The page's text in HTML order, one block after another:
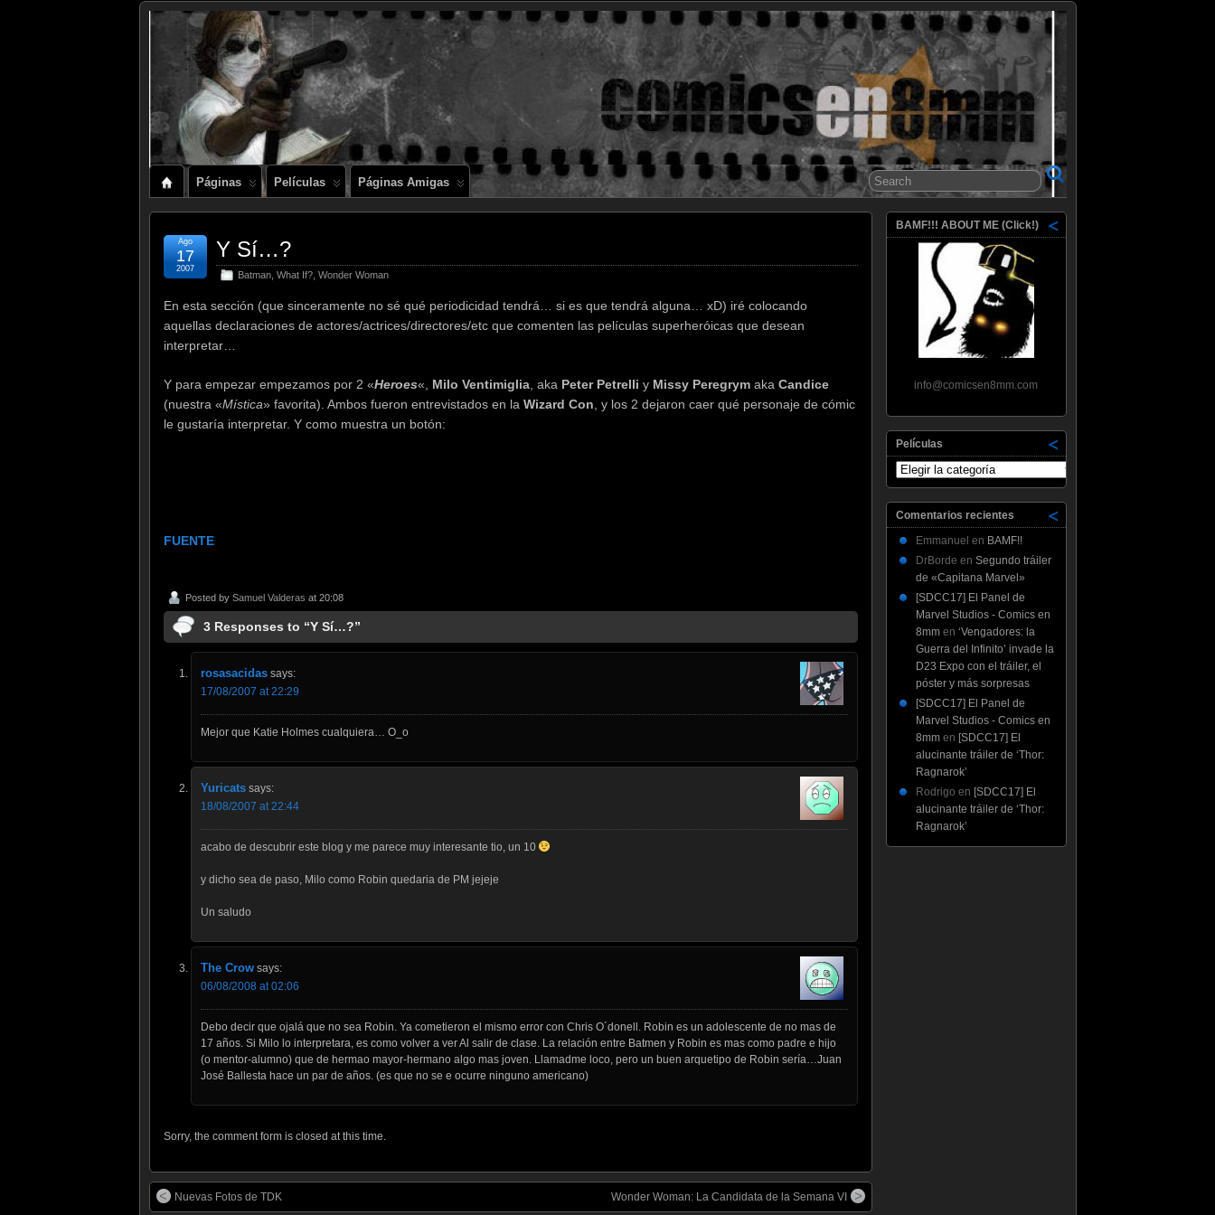
Comics en 8mm
Páginas Películas Páginas Amigas
Y Sí…?
Batman, What If?, Wonder Woman
Ago
17
2007
En esta sección (que sinceramente no sé qué periodicidad tendrá… si es que tendrá alguna… xD) iré colocando
aquellas declaraciones de actores/actrices/directores/etc que comenten las películas superheróicas que desean
interpretar…
Y para empezar empezamos por 2 «Heroes«, Milo Ventimiglia, aka Peter Petrelli y Missy Peregrymaka Candice
(nuestra «Mística» favorita). Ambos fueron entrevistados en la Wizard Con , y los 2 dejaron caer qué personaje de cómic
le gustaría interpretar. Y como muestra un botón:
FUENTE
Posted by Samuel Valderas at 20:08
3 Responses to “Y Sí…?”
rosasacidas says:
17/08/2007 at 22:29
Mejor que Katie Holmes cualquiera… O_o
Yuricats says:
18/08/2007 at 22:44
acabo de descubrir este blog y me parece muy interesante tio, un 10
y dicho sea de paso, Milo como Robin quedaria de PM jejeje
Un saludo
The Crow says:
06/08/2008 at 02:06
Debo decir que ojalá que no sea Robin. Ya cometieron el mismo error con Chris O´donell. Robin es un adolescente de no mas de
17 años. Si Milo lo interpretara, es como volver a ver Al salir de clase. La relación entre Batmen y Robin es mas como padre e hijo
(o mentor-alumno) que de hermao mayor-hermano algo mas joven. Llamadme loco, pero un buen arquetipo de Robin sería…Juan
José Ballesta hace un par de años. (es que no se e ocurre ninguno americano)
Sorry, the comment form is closed at this time.
Nuevas Fotos de TDK Wonder Woman: La Candidata de la Semana VI
BAMF!!! ABOUT ME (Click!)
info@comicsen8mm.com
Películas
Películas
Comentarios recientes
Emmanuel en BAMF!!
DrBorde en Segundo tráiler
de «Capitana Marvel»
[SDCC17] El Panel de
Marvel Studios - Comics en
8mmen ‘Vengadores: la
Guerra del Infinito’ invade la
D23 Expo con el tráiler, el
póster y más sorpresas
[SDCC17] El Panel de
Marvel Studios - Comics en
8mmen [SDCC17] El
alucinante tráiler de ‘Thor:
Ragnarok’
Rodrigo en [SDCC17] El
alucinante tráiler de ‘Thor:
Ragnarok’